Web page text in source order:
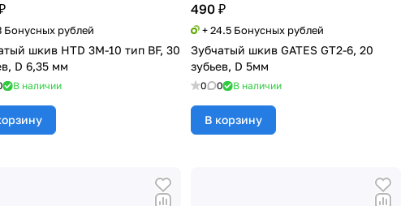
Бонусных рублей
шкив HTD 3M-10 тип BF, 30
D 6,35 мм
В наличии
490 ₽
+ 24.5 Бонусных рублей
Зубчатый шкив GATES GT2-6, 20
зубьев, D 5мм
0 0 В наличии
В корзину